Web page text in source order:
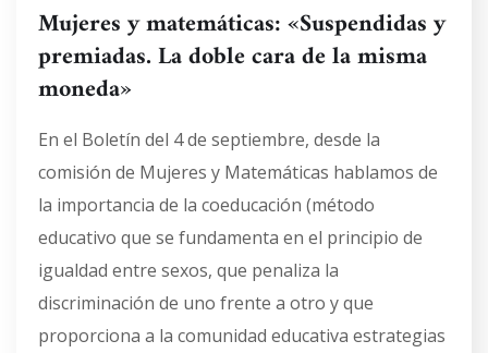
Mujeres y matemáticas: «Suspendidas y
premiadas. La doble cara de la misma
moneda»
En el Boletín del 4 de septiembre, desde la
comisión de Mujeres y Matemáticas hablamos de
la importancia de la coeducación (método
educativo que se fundamenta en el principio de
igualdad entre sexos, que penaliza la
discriminación de uno frente a otro y que
proporciona a la comunidad educativa estrategias